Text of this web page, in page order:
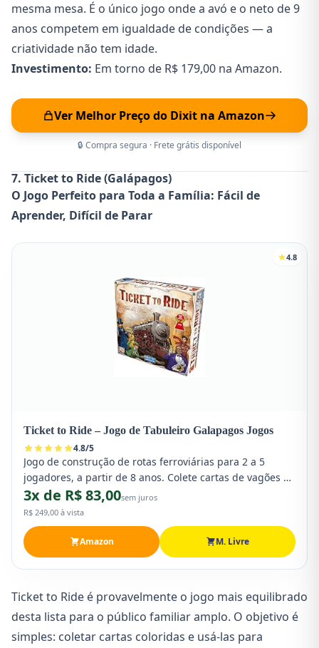
mesma mesa. É o único jogo onde a avó e o neto de 9
anos competem em igualdade de condições — a
criatividade não tem idade.
Investimento: Em torno de R$ 179,00 na Amazon.
Ver Melhor Preço do Dixit na Amazon
🔒 Compra segura · Frete grátis disponível
7. Ticket to Ride (Galápagos)
O Jogo Perfeito para Toda a Família: Fácil de
Aprender, Difícil de Parar
4.8
Ticket to Ride – Jogo de Tabuleiro Galapagos Jogos
4.8/5
Jogo de construção de rotas ferroviárias para 2 a 5
jogadores, a partir de 8 anos. Colete cartas de vagões e
conecte cidades pelo mapa para pontuar. Fácil de
aprender em minutos, mas com profundidade
estratégica que mantém adultos e crianças engajados
por horas.
3x de R$ 83,00sem juros
R$ 249,00 à vista
Amazon M. Livre
Ticket to Ride é provavelmente o jogo mais equilibrado
desta lista para o público familiar amplo. O objetivo é
simples: coletar cartas coloridas e usá-las para